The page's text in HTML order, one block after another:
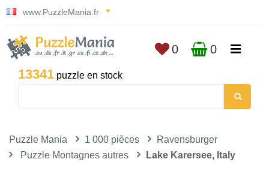
www.PuzzleMania.fr
13341 puzzle en stock
0 0
Puzzle Mania 1 000 pièces
Ravensburger
Puzzle Montagnes autres
Lake Karersee, Italy